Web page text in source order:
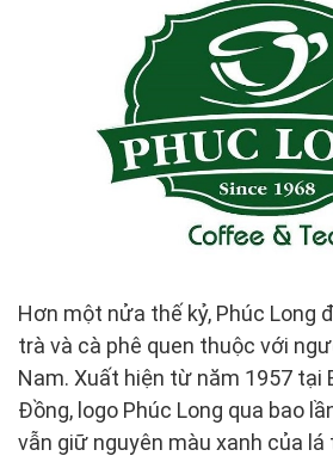
Hơn một nửa thế kỷ, Phúc Long
trà và cà phê quen thuộc với
Nam. Xuất hiện từ năm 1957 tại
Đồng, logo Phúc Long qua bao
vẫn giữ nguyên màu xanh của